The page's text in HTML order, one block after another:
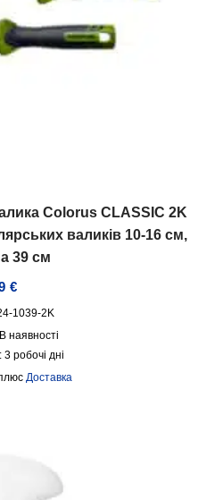
Colorus CLASSIC 2K
валиків 10-16 см,
39 см
€
1039-2K
В наявності
3 робочі дні
Доставка